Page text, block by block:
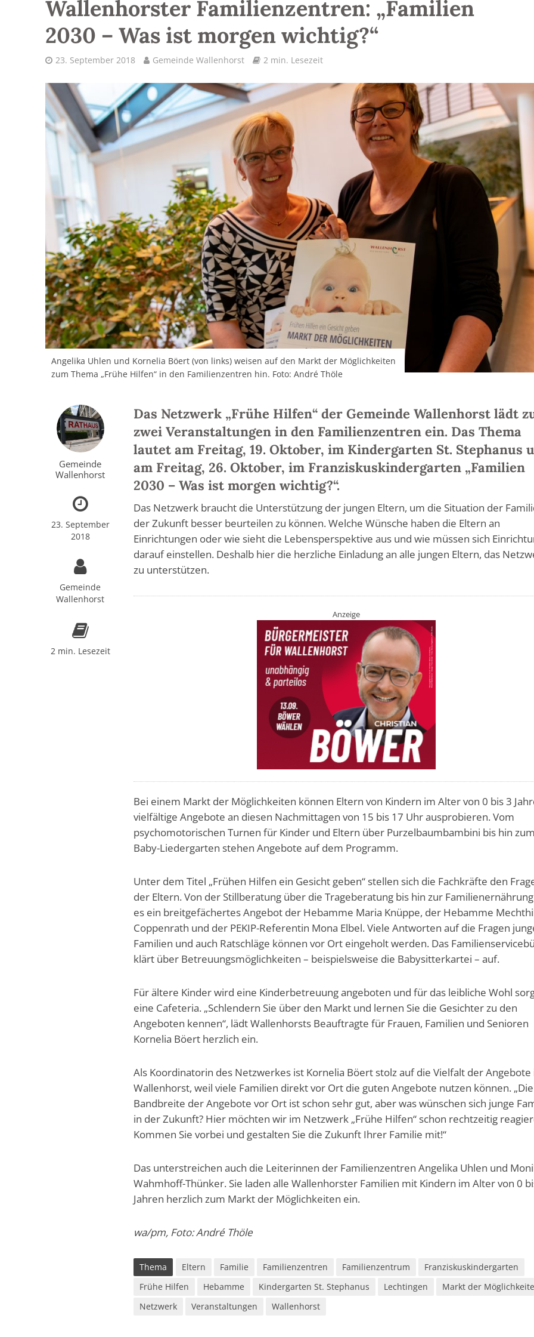
Wallenhorster Familienzentren: „Familien
2030 – Was ist morgen wichtig?“
23. September 2018 Gemeinde Wallenhorst 2 min. Lesezeit
Angelika Uhlen und Kornelia Böert (von links) weisen auf den Markt der Möglichkeiten
zum Thema „Frühe Hilfen“ in den Familienzentren hin. Foto: André Thöle
Gemeinde
Wallenhorst
23. September
2018
Gemeinde
Wallenhorst
2 min. Lesezeit
Das Netzwerk „Frühe Hilfen“ der Gemeinde Wallenhorst lädt
zwei Veranstaltungen in den Familienzentren ein. Das Thema
lautet am Freitag, 19. Oktober, im Kindergarten St. Stephanus
am Freitag, 26. Oktober, im Franziskuskindergarten „Familien
2030 – Was ist morgen wichtig?“.
Das Netzwerk braucht die Unterstützung der jungen Eltern, um die Situation der
der Zukunft besser beurteilen zu können. Welche Wünsche haben die Eltern an
Einrichtungen oder wie sieht die Lebensperspektive aus und wie müssen sich
darauf einstellen. Deshalb hier die herzliche Einladung an alle jungen Eltern, das
zu unterstützen.
Anzeige
Bei einem Markt der Möglichkeiten können Eltern von Kindern im Alter von 0 bis 3
vielfältige Angebote an diesen Nachmittagen von 15 bis 17 Uhr ausprobieren. Vom
psychomotorischen Turnen für Kinder und Eltern über Purzelbaumbambini bis hin zum
Baby-Liedergarten stehen Angebote auf dem Programm.
Unter dem Titel „Frühen Hilfen ein Gesicht geben“ stellen sich die Fachkräfte den
der Eltern. Von der Stillberatung über die Trageberatung bis hin zur
es ein breitgefächertes Angebot der Hebamme Maria Knüppe, der Hebamme
Coppenrath und der PEKIP-Referentin Mona Elbel. Viele Antworten auf die Fragen
Familien und auch Ratschläge können vor Ort eingeholt werden. Das
klärt über Betreuungsmöglichkeiten – beispielsweise die Babysitterkartei – auf.
Für ältere Kinder wird eine Kinderbetreuung angeboten und für das leibliche Wohl
eine Cafeteria. „Schlendern Sie über den Markt und lernen Sie die Gesichter zu den
Angeboten kennen“, lädt Wallenhorsts Beauftragte für Frauen, Familien und Senioren
Kornelia Böert herzlich ein.
Als Koordinatorin des Netzwerkes ist Kornelia Böert stolz auf die Vielfalt der Angebote
Wallenhorst, weil viele Familien direkt vor Ort die guten Angebote nutzen können. „Die
Bandbreite der Angebote vor Ort ist schon sehr gut, aber was wünschen sich junge
in der Zukunft? Hier möchten wir im Netzwerk „Frühe Hilfen“ schon rechtzeitig
Kommen Sie vorbei und gestalten Sie die Zukunft Ihrer Familie mit!“
Das unterstreichen auch die Leiterinnen der Familienzentren Angelika Uhlen und
Wahmhoff-Thünker. Sie laden alle Wallenhorster Familien mit Kindern im Alter von 0
Jahren herzlich zum Markt der Möglichkeiten ein.
wa/pm, Foto: André Thöle
Thema Eltern Familie Familienzentren Familienzentrum
Franziskuskindergarten
Frühe Hilfen
Hebamme Kindergarten St. Stephanus Lechtingen
Markt der
Netzwerk
Veranstaltungen Wallenhorst